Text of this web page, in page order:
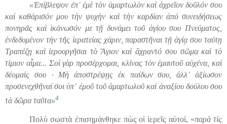
«Ἐπίβλεψον ἐπ᾿ ἐμὲ τὸν ἁμαρτωλὸν καὶ ἀχρεῖον δοῦλόν σου
καὶ καθάρισόν μου τὴν ψυχὴν καὶ τὴν καρδίαν ἀπό συνειδήσεως
πονηρᾶς καὶ ἱκάνωσόν με τῇ δυνάμει τοῦ ἁγίου σου Πνεύματος,
ἐνδεδυμένον τὴν τῆς ἱερατείας χάριν, παραστῆναι τῇ ἁγίᾳ σου ταύτῃ
Τραπέζῃ καὶ ἱερουργῆσαι τὸ Ἅγιον καὶ ἄχραντό σου σῶμα καὶ τὸ
τίμιον αἷμα... Σοὶ γὰρ προσέρχομαι, κλίνας τὸν ἑμαυτοῦ αὐχένα, καὶ
δέομαίς σου · Μὴ ἀποστρέψῃς ἐκ παίδων σου, ἀλλ᾿ ἀξίωσον
προσενεχθῆναί σοι ὑπ᾿ ἐμοῦ τοῦ ἁμαρτωλοῦ καὶ ἀναξίου δούλου σου
τὰ δῶρα ταῦτα»4
Πολὺ σωστὰ ἐπισημάνθηκε πὼς οἱ ἱερεῖς αὐτοί, «παρὰ τὶς